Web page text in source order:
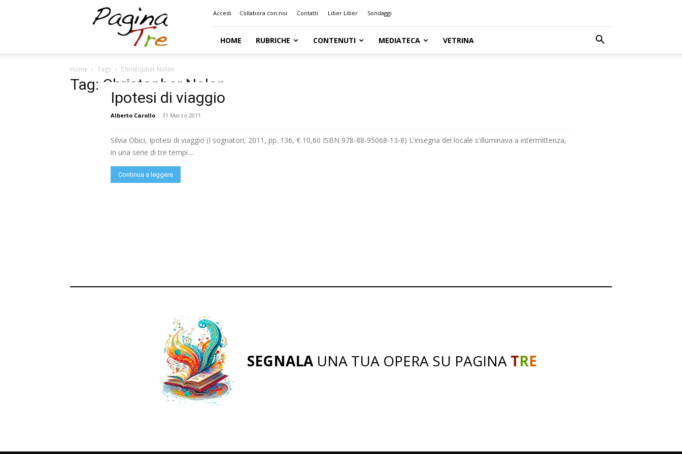
Accedi Collabora con noi Contatti Liber Liber Sondaggi
HOME RUBRICHE CONTENUTI MEDIATECA VETRINA
Home Tags Christopher Nolan
Tag: Christopher Nolan
Ipotesi di viaggio
Alberto Carollo - 31 Marzo 2011
Silvia Obici, Ipotesi di viaggio (I sognatori, 2011, pp. 136, € 10,60 ISBN 978-88-95068-13-8) L'insegna del locale s'illuminava a intermittenza,
in una serie di tre tempi....
Continua a leggere
SEGNALAUNA TUA OPERA SU PAGINA TRE